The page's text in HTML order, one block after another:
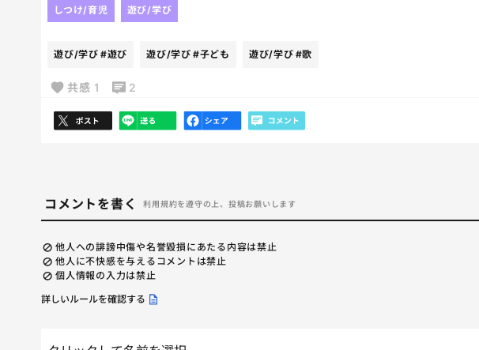
しつけ/育児 遊び/学び
遊び/学び #遊び 遊び/学び #子ども 遊び/学び #歌
共感 1 2
コメントを書く 利用規約を遵守の上、投稿お願いします
他人への誹謗中傷や名誉毀損にあたる内容は禁止
他人に不快感を与えるコメントは禁止
個人情報の入力は禁止
詳しいルールを確認する